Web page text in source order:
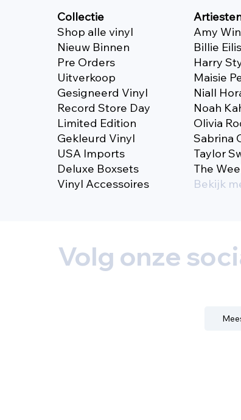
Collectie
Shop alle vinyl
Nieuw Binnen
Pre Orders
Uitverkoop
Gesigneerd Vinyl
Record Store Day
Limited Edition
Gekleurd Vinyl
USA Imports
Deluxe Boxsets
Vinyl Accessoires
Amy
Billie
Harry
Maisie
Niall
Noah
Olivia
Sabrina
Taylor
The
Bekijk
Volg onze